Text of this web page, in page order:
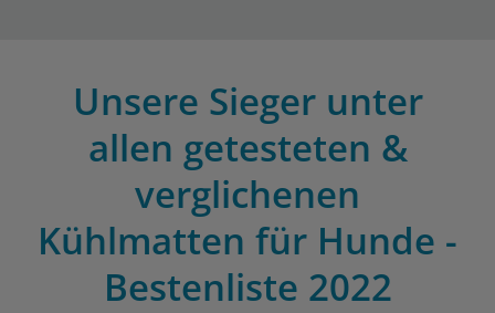
Unsere Sieger unter
allen getesteten &
verglichenen
Kühlmatten für Hunde -
Bestenliste 2022